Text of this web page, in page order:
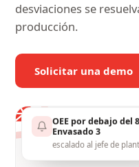
hasta microparadas de
PLC.
Solicitar una demo
ESTADO DE